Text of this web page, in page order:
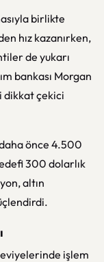
birlikte
hız kazanırken,
de yukarı
bankası Morgan
dikkat çekici
önce 4.500
300 dolarlık
altın
işlem